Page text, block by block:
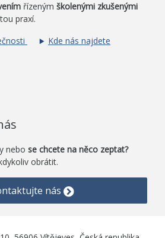
řízeným školenými zkušenými
praxí.
Kde nás najdete
nebo se chcete na něco zeptat?
obrátit.
nás